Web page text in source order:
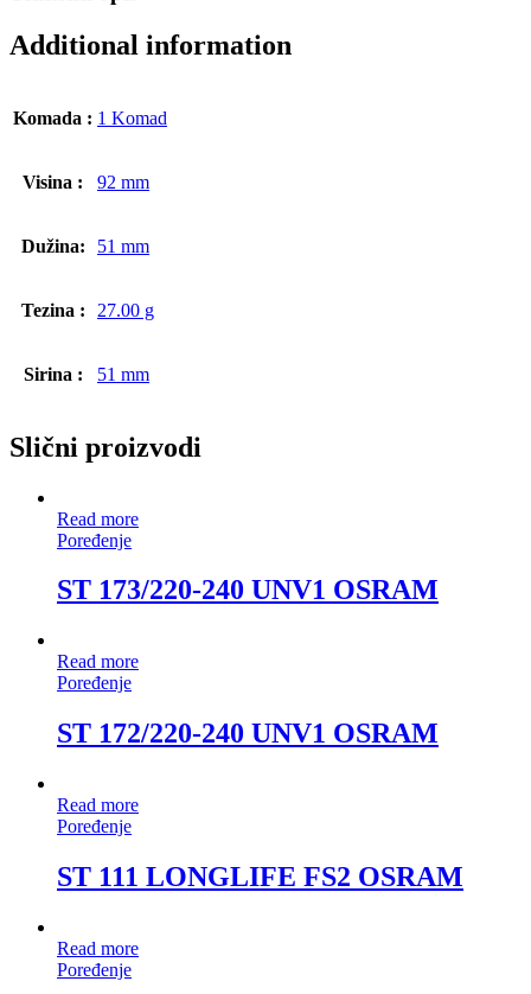
Additional information
Komada : 1 Komad
Visina : 92 mm
Dužina: 51 mm
Tezina : 27.00 g
Sirina : 51 mm
Slični proizvodi
Read more
Poređenje
ST 173/220-240 UNV1 OSRAM
Read more
Poređenje
ST 172/220-240 UNV1 OSRAM
Read more
Poređenje
ST 111 LONGLIFE FS2 OSRAM
Read more
Poređenje